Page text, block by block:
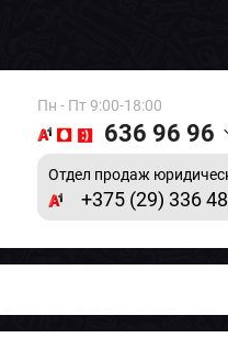
Пн - Пт 9:00-18:00
636 96 96
Отдел продаж
+375 (29) 336